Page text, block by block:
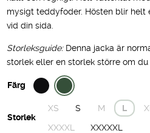
1,299.00 kr.
799.00 kr.
mysigt teddyfoder. Hösten blir helt
vid din sida.
Storleksguide: Denna jacka är
storlek eller en storlek större om du
Storlek
XS S M L XL
XXXXL
XXXXXL
Färg